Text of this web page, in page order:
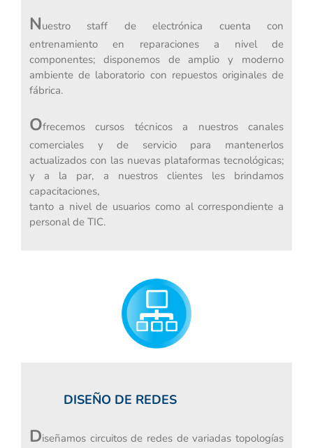
Nuestro staff de electrónica cuenta con
entrenamiento en reparaciones a nivel de
componentes; disponemos de amplio y moderno
ambiente de laboratorio con repuestos originales de
fábrica.
Ofrecemos cursos técnicos a nuestros canales
comerciales y de servicio para mantenerlos
actualizados con las nuevas plataformas tecnológicas;
y a la par, a nuestros clientes les brindamos
capacitaciones,
tanto a nivel de usuarios como al correspondiente a
personal de TIC.
DISEÑO DE REDES
Diseñamos circuitos de redes de variadas topologías